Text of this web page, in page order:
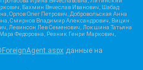
Бахмин Вячеслав Иванович, Шабад
Орлов Олег Петрович, Добровольская Анна
Смирнов Владимир Александрович, Вицин
Левинсон Лев Семенович, Локшина Татьяна
Федоровна, Резник Генри Маркович,
данные на